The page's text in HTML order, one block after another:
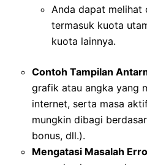
Anda dapat
termasuk kuota
kuota lainnya.
Contoh Tampilan
grafik atau angka yang
internet, serta masa
mungkin dibagi
bonus, dll.).
Mengatasi Masalah